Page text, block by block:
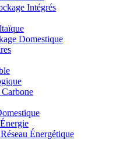
Intégrés
Domestique
Énergétique